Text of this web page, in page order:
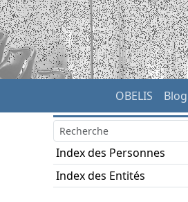
OBELIS Blog
Index des Personnes
Index des Entités